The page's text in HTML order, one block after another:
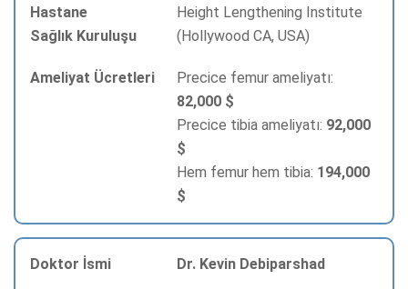
Height Lengthening Institute
(Hollywood CA, USA)
Precice femur ameliyatı:
82,000 $
Precice tibia ameliyatı: 92,000
$
Hem femur hem tibia: 194,000
$
Dr. Kevin Debiparshad